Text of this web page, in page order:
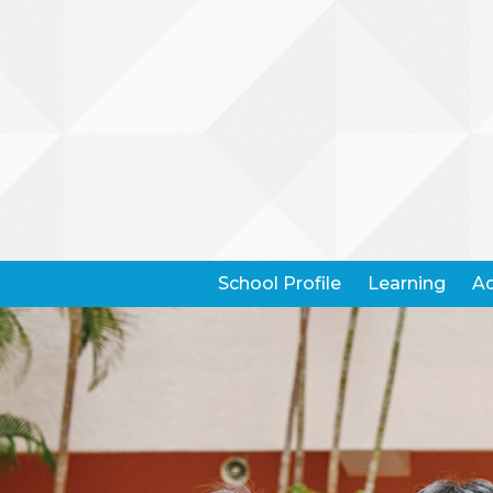
School Profile Learning